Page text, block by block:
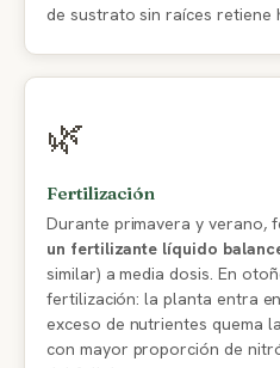
de sustrato sin raíces retiene
🌿
Fertilización
Durante primavera y verano,
un fertilizante líquido
similar) a media dosis. En
fertilización: la planta entra
exceso de nutrientes quema
con mayor proporción de